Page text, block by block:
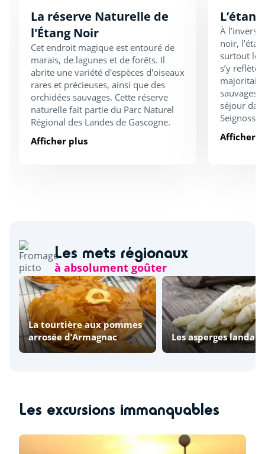
La réserve Naturelle de
l'Étang Noir
Cet endroit magique est entouré de
marais, de lagunes et de forêts. Il
abrite une variété d'espèces d'oiseaux
rares et précieuses, ainsi que des
orchidées sauvages. Cette réserve
naturelle fait partie du Parc Naturel
Régional des Landes de Gascogne.
Afficher plus
À
noir,
surtout
s’y
sauvages.
séjour
Seignosse.
Afficher
Les mets régionaux
à absolument goûter
La tourtière aux pommes
arrosée d’Armagnac
Les asperges
Les excursions immanquables